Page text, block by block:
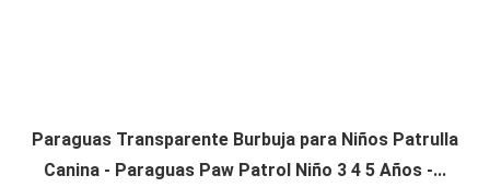
Paraguas Transparente Burbuja para Niños Patrulla
Canina - Paraguas Paw Patrol Niño 3 4 5 Años -...